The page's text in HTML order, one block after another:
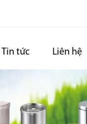
Tin tức Liên hệ